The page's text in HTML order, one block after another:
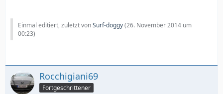
Einmal editiert, zuletzt vonSurf-doggy(26. November 2014 um
00:23)
Rocchigiani69
Fortgeschrittener